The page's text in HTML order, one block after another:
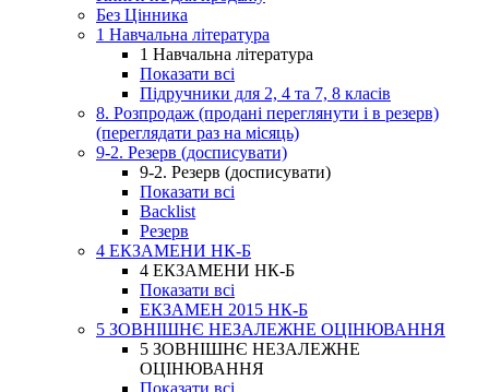
Без Цінника
1 Навчальна література
1 Навчальна література
Показати всі
Підручники для 2, 4 та 7, 8 класів
8. Розпродаж (продані переглянути і в резерв)
(переглядати раз на місяць)
9-2. Резерв (досписувати)
9-2. Резерв (досписувати)
Показати всі
Backlist
Резерв
4 ЕКЗАМЕНИ НК-Б
4 ЕКЗАМЕНИ НК-Б
Показати всі
ЕКЗАМЕН 2015 НК-Б
5 ЗОВНІШНЄ НЕЗАЛЕЖНЕ ОЦІНЮВАННЯ
5 ЗОВНІШНЄ НЕЗАЛЕЖНЕ
ОЦІНЮВАННЯ
Показати всі